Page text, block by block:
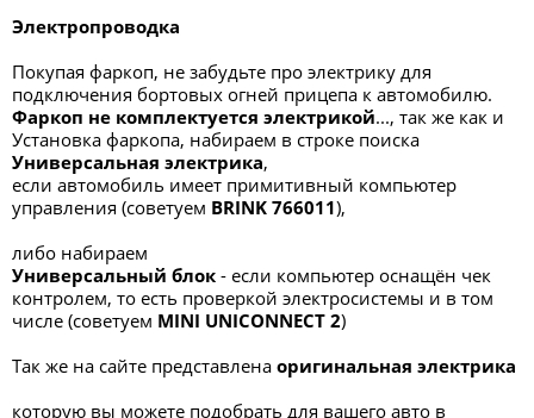
Электропроводка
Покупая фаркоп, не забудьте про электрику для
подключения бортовых огней прицепа к автомобилю.
Фаркоп не комплектуется электрикой..., так же как и
Установка фаркопа, набираем в строке поиска
Универсальная электрика,
если автомобиль имеет примитивный компьютер
управления (советуем BRINK 766011),
либо набираем
Универсальный блок - если компьютер оснащён чек
контролем, то есть проверкой электросистемы и в том
числе (советуем MINI UNICONNECT 2)
Так же на сайте представлена оригинальная электрика
которую вы можете подобрать для вашего авто в